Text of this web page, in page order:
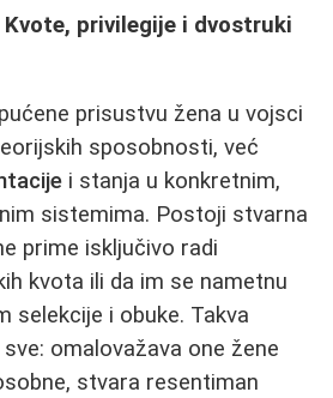
privilegije i dvostruki
prisustvu žena u vojsci
sposobnosti, već
i stanja u konkretnim,
sistemima. Postoji stvarna
prime isključivo radi
kvota ili da im se nametnu
selekcije i obuke. Takva
omalovažava one žene
stvara resentiman